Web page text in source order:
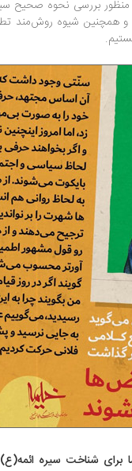
بررسی نحوه صحیح
و همچنین شیوه روش‌مند
برای شناخت سیره